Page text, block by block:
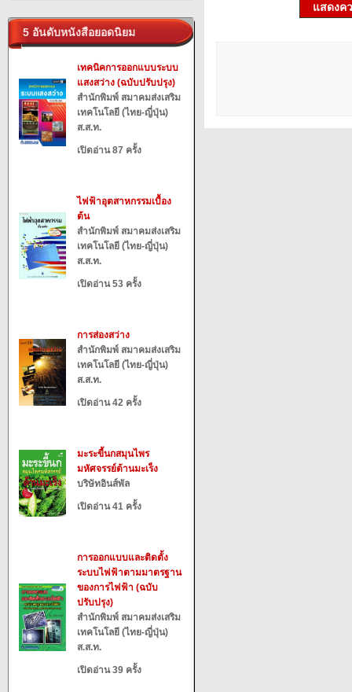
5 อันดับหนังสือยอดนิยม
เทคนิคการออกแบบระบบ
แสงสว่าง (ฉบับปรับปรุง)
สำนักพิมพ์ สมาคมส่งเสริม
เทคโนโลยี (ไทย-ญี่ปุ่น)
ส.ส.ท.
เปิดอ่าน 87 ครั้ง
ไฟฟ้าอุตสาหกรรมเบื้อง
ต้น
สำนักพิมพ์ สมาคมส่งเสริม
เทคโนโลยี (ไทย-ญี่ปุ่น)
ส.ส.ท.
เปิดอ่าน 53 ครั้ง
การส่องสว่าง
สำนักพิมพ์ สมาคมส่งเสริม
เทคโนโลยี (ไทย-ญี่ปุ่น)
ส.ส.ท.
เปิดอ่าน 42 ครั้ง
มะระขี้นกสมุนไพร
มหัศจรรย์ต้านมะเร็ง
บริษัทอินส์พัล
เปิดอ่าน 41 ครั้ง
การออกแบบและติดตั้ง
ระบบไฟฟ้าตามมาตรฐาน
ของการไฟฟ้า (ฉบับ
ปรับปรุง)
สำนักพิมพ์ สมาคมส่งเสริม
เทคโนโลยี (ไทย-ญี่ปุ่น)
ส.ส.ท.
เปิดอ่าน 39 ครั้ง
แสดงค